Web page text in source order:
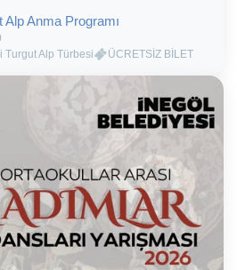
Anma Programı
Alp Türbesi
ÜCRETSİZ BİLET